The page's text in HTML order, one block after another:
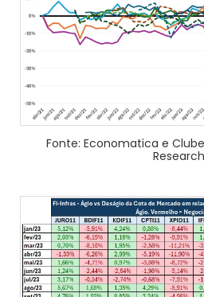
Fonte: Economatica e
Research